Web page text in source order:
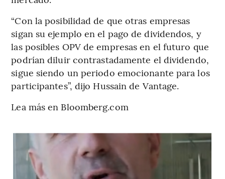
“Con la posibilidad de que otras empresas
sigan su ejemplo en el pago de dividendos, y
las posibles OPV de empresas en el futuro que
podrían diluir contrastadamente el dividendo,
sigue siendo un periodo emocionante para los
participantes”, dijo Hussain de Vantage.
Lea más en Bloomberg.com